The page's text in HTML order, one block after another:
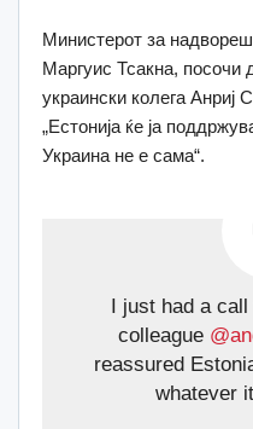
Министерот за
Маргуис Тсакна, посочи
украински колега Анриј
„Естонија ќе ја
Украина не е сама“.
I just had a
colleague
reassured
whatever